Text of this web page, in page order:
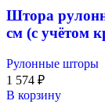
Штора
см (с учётом
Рулонные шторы
1 574 ₽
В корзину